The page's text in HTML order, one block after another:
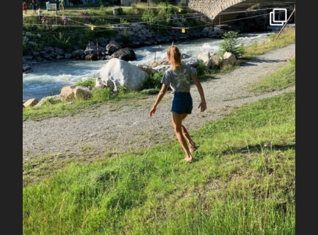
spcoccanoekayakduloup